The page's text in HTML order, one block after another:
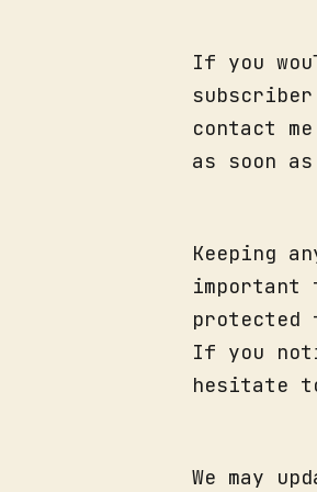
If you
contact
as soon
Keeping
important
protected
If you
hesitate
We may